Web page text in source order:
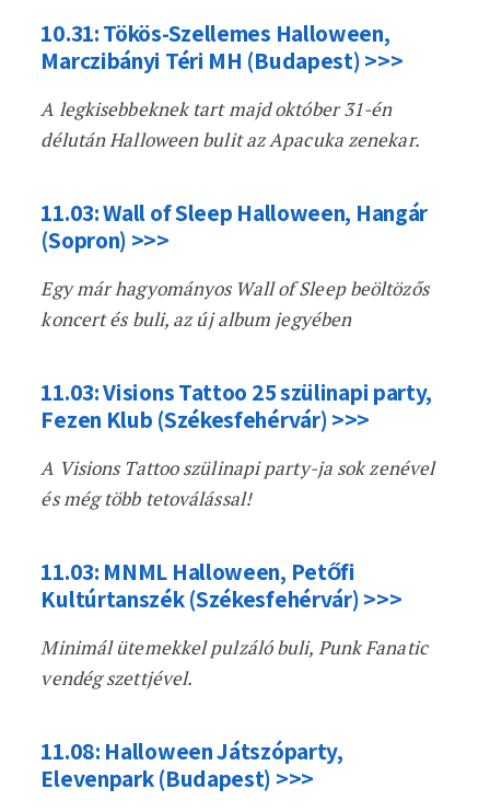
10.31: Tökös-Szellemes Halloween,
Marczibányi Téri MH (Budapest) >>>
A legkisebbeknek tart majd október 31-én
délután Halloween bulit az Apacuka zenekar.
11.03: Wall of Sleep Halloween, Hangár
(Sopron) >>>
Egy már hagyományos Wall of Sleep beöltözős
koncert és buli, az új album jegyében
11.03: Visions Tattoo 25 szülinapi party,
Fezen Klub (Székesfehérvár) >>>
A Visions Tattoo szülinapi party-ja sok zenével
és még több tetoválással!
11.03: MNML Halloween, Petőfi
Kultúrtanszék (Székesfehérvár) >>>
Minimál ütemekkel pulzáló buli, Punk Fanatic
vendég szettjével.
11.08: Halloween Játszóparty,
Elevenpark (Budapest) >>>